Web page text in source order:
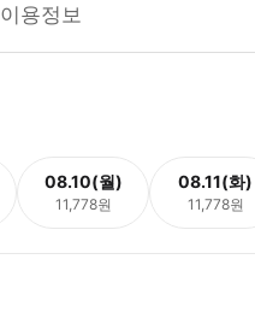
이용정보
08.10(월)
11,778원
08.11(화)
11,778원